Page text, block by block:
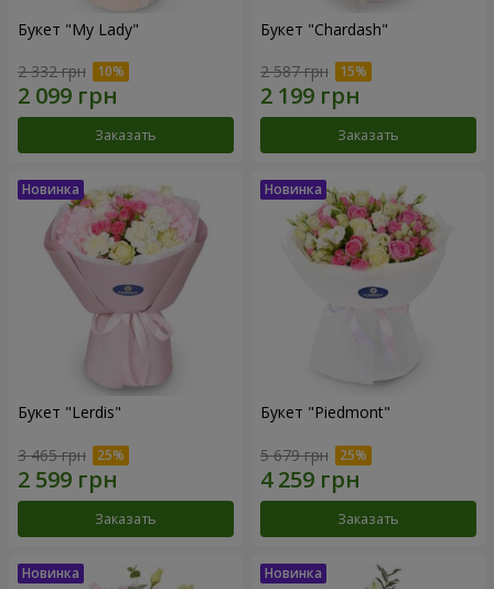
Букет "My Lady"
2 332 грн
Заказать
Букет "Chardash"
2 587 грн
Заказать
Букет "Lerdis"
3 465 грн
Заказать
Букет "Piedmont"
5 679 грн
Заказать